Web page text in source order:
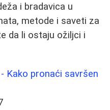
i bradavica u
metode i saveti za
da li ostaju ožiljci i
Kako pronaći savršen